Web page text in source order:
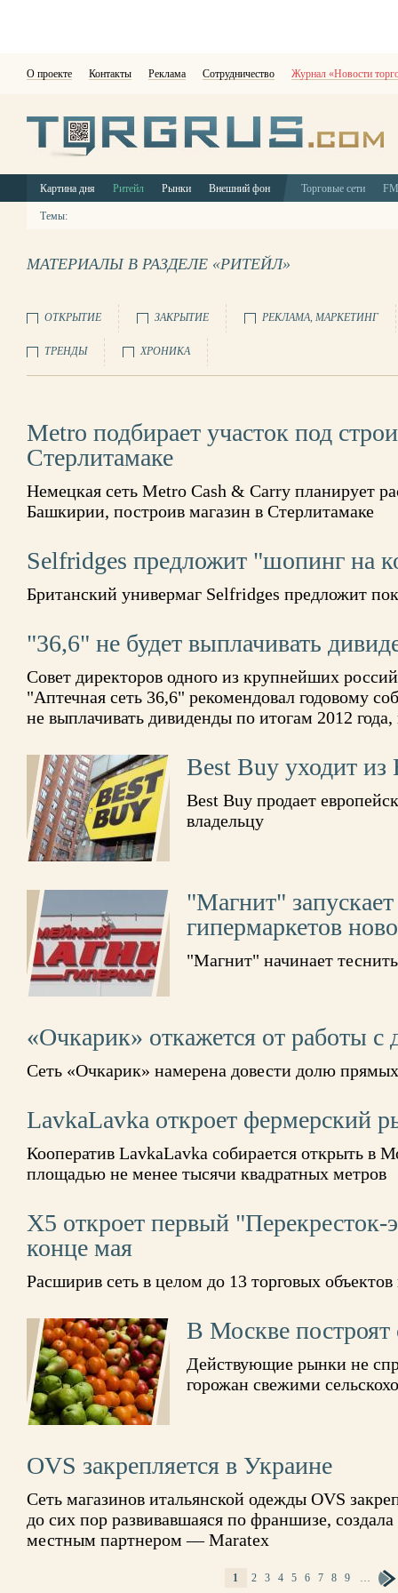
О проекте Контакты Реклама Сотрудничество Журнал «Новости
Картина дня Ритейл Рынки Внешний фон Торговые сети
Темы:
МАТЕРИАЛЫ В РАЗДЕЛЕ «РИТЕЙЛ»
ОТКРЫТИЕ ЗАКРЫТИЕ РЕКЛАМА, МАРКЕТИНГ
ТРЕНДЫ ХРОНИКА
Metro подбирает участок под
Стерлитамаке
Немецкая сеть Metro Cash & Carry планирует
Башкирии, построив магазин в Стерлитамаке
Selfridges предложит "шопинг на
Британский универмаг Selfridges предложит
"36,6" не будет выплачивать
Совет директоров одного из крупнейших
"Аптечная сеть 36,6" рекомендовал годовому
не выплачивать дивиденды по итогам 2012
Best Buy уходит
Best Buy продает
владельцу
"Магнит"
гипермаркетов
"Магнит" начинает
«Очкарик» откажется от работы с
Сеть «Очкарик» намерена довести долю
LavkaLavka откроет фермерский
Кооператив LavkaLavka собирается открыть в
площадью не менее тысячи квадратных метров
X5 откроет первый "Перекресток-
конце мая
Расширив сеть в целом до 13 торговых объектов
В Москве построят
Действующие рынки не
горожан свежими
OVS закрепляется в Украине
Сеть магазинов итальянской одежды OVS
до сих пор развивавшаяся по франшизе,
местным партнером — Maratex
1 2 3 4 5 6 7 8 9 …